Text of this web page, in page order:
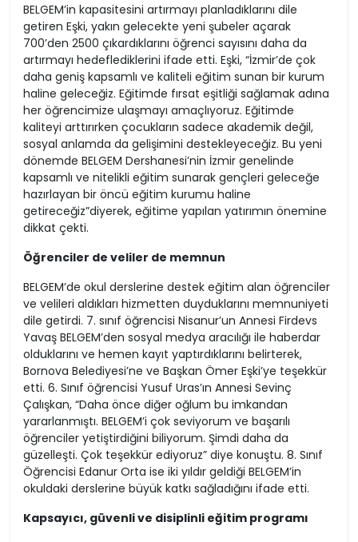
BELGEM’in kapasitesini artırmayı planladıklarını dile
getiren Eşki, yakın gelecekte yeni şubeler açarak
700’den 2500 çıkardıklarını öğrenci sayısını daha da
artırmayı hedeflediklerini ifade etti. Eşki, “İzmir’de çok
daha geniş kapsamlı ve kaliteli eğitim sunan bir kurum
haline geleceğiz. Eğitimde fırsat eşitliği sağlamak adına
her öğrencimize ulaşmayı amaçlıyoruz. Eğitimde
kaliteyi arttırırken çocukların sadece akademik değil,
sosyal anlamda da gelişimini destekleyeceğiz. Bu yeni
dönemde BELGEM Dershanesi’nin İzmir genelinde
kapsamlı ve nitelikli eğitim sunarak gençleri geleceğe
hazırlayan bir öncü eğitim kurumu haline
getireceğiz”diyerek, eğitime yapılan yatırımın önemine
dikkat çekti.
Öğrenciler de veliler de memnun
BELGEM’de okul derslerine destek eğitim alan öğrenciler
ve velileri aldıkları hizmetten duyduklarını memnuniyeti
dile getirdi. 7. sınıf öğrencisi Nisanur’un Annesi Firdevs
Yavaş BELGEM’den sosyal medya aracılığı ile haberdar
olduklarını ve hemen kayıt yaptırdıklarını belirterek,
Bornova Belediyesi’ne ve Başkan Ömer Eşki’ye teşekkür
etti. 6. Sınıf öğrencisi Yusuf Uras’ın Annesi Sevinç
Çalışkan, “Daha önce diğer oğlum bu imkandan
yararlanmıştı. BELGEM’i çok seviyorum ve başarılı
öğrenciler yetiştirdiğini biliyorum. Şimdi daha da
güzelleşti. Çok teşekkür ediyoruz” diye konuştu. 8. Sınıf
Öğrencisi Edanur Orta ise iki yıldır geldiği BELGEM’in
okuldaki derslerine büyük katkı sağladığını ifade etti.
Kapsayıcı, güvenli ve disiplinli eğitim programı